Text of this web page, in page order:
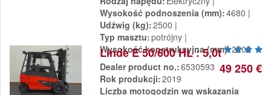
Wysokość podnoszenia (mm) 4680
Udźwig (kg) 2500
Typ masztu potrójny
Wysokość konstrukcyjna (mm) 2202
49 250 €
Linde E 50/600 HL : 5,0t
Dealer product no. 6530593
Rok produkcji 2019
Liczba motogodzin wg wskazania